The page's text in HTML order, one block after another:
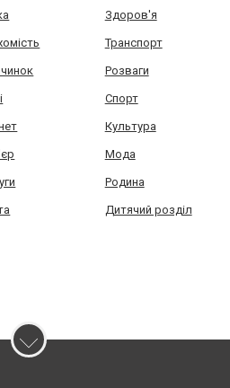
Здоров'я
Транспорт
Розваги
Спорт
Культура
Мода
Родина
Дитячий розділ